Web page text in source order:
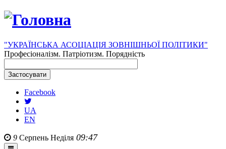
"УКРАЇНСЬКА АСОЦІАЦІЯ ЗОВНІШНЬОЇ ПОЛІТИКИ"
Професіоналізм. Патріотизм. Порядність
Facebook
UA
EN
9 Серпень Неділя 09:47